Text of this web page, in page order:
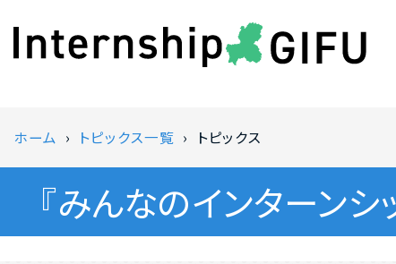
ホーム トピックス一覧 トピックス
『みんなのインターン